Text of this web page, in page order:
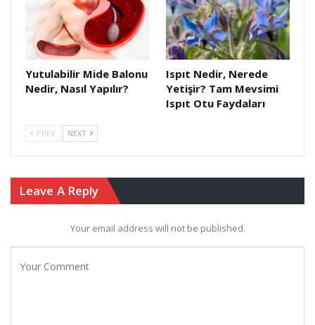
Yutulabilir Mide Balonu
Nedir, Nasıl Yapılır?
Ispıt Nedir, Nerede
Yetişir? Tam Mevsimi
Ispıt Otu Faydaları
PREV NEXT
Leave A Reply
Your email address will not be published.